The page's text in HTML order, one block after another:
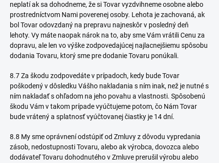
neplatí ak sa dohodneme, že si Tovar vyzdvihneme osobne alebo
prostredníctvom Nami poverenej osoby. Lehota je zachovaná, ak
bol Tovar odovzdaný na prepravu najneskôr v posledný deň
lehoty. Vy máte naopak nárok na to, aby sme Vám vrátili Cenu za
dopravu, ale len vo výške zodpovedajúcej najlacnejšiemu spôsobu
dodania Tovaru, ktorý sme pre dodanie Tovaru ponúkali.
8.7 Za škodu zodpovedáte v prípadoch, kedy bude Tovar
poškodený v dôsledku Vášho nakladania s ním inak, než je nutné s
ním nakladať s ohľadom na jeho povahu a vlastnosti. Spôsobenú
škodu Vám v takom prípade vyúčtujeme potom, čo Nám Tovar
bude vrátený a splatnosť vyúčtovanej čiastky je 14 dní.
8.8 My sme oprávnení odstúpiť od Zmluvy z dôvodu vypredania
zásob, nedostupnosti Tovaru, alebo ak výrobca, dovozca alebo
dodávateľ Tovaru dohodnutého v Zmluve prerušil výrobu alebo